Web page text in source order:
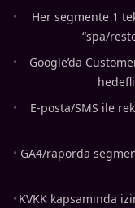
•
Her segmente 1
“spa/
•
Google’da
•
E-posta/SMS ile
• GA4/raporda
• KVKK kapsamında